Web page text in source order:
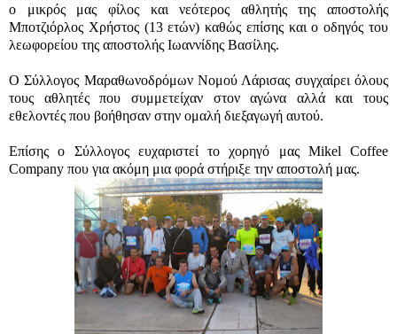
ο μικρός μας φίλος και νεότερος αθλητής της αποστολής
Μποτζιόρλος Χρήστος (13 ετών) καθώς επίσης και ο οδηγός του
λεωφορείου της αποστολής Ιωαννίδης Βασίλης.
Ο Σύλλογος Μαραθωνοδρόμων Νομού Λάρισας συγχαίρει όλους
τους αθλητές που συμμετείχαν στον αγώνα αλλά και τους
εθελοντές που βοήθησαν στην ομαλή διεξαγωγή αυτού.
Επίσης ο Σύλλογος ευχαριστεί το χορηγό μας Mikel Coffee
Company που για ακόμη μια φορά στήριξε την αποστολή μας.